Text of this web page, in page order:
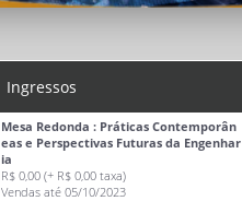
Ingressos
Mesa Redonda : Práticas Contemporân
eas e Perspectivas Futuras da Engenhar
ia
R$ 0,00 (+ R$ 0,00 taxa)
Vendas até 05/10/2023